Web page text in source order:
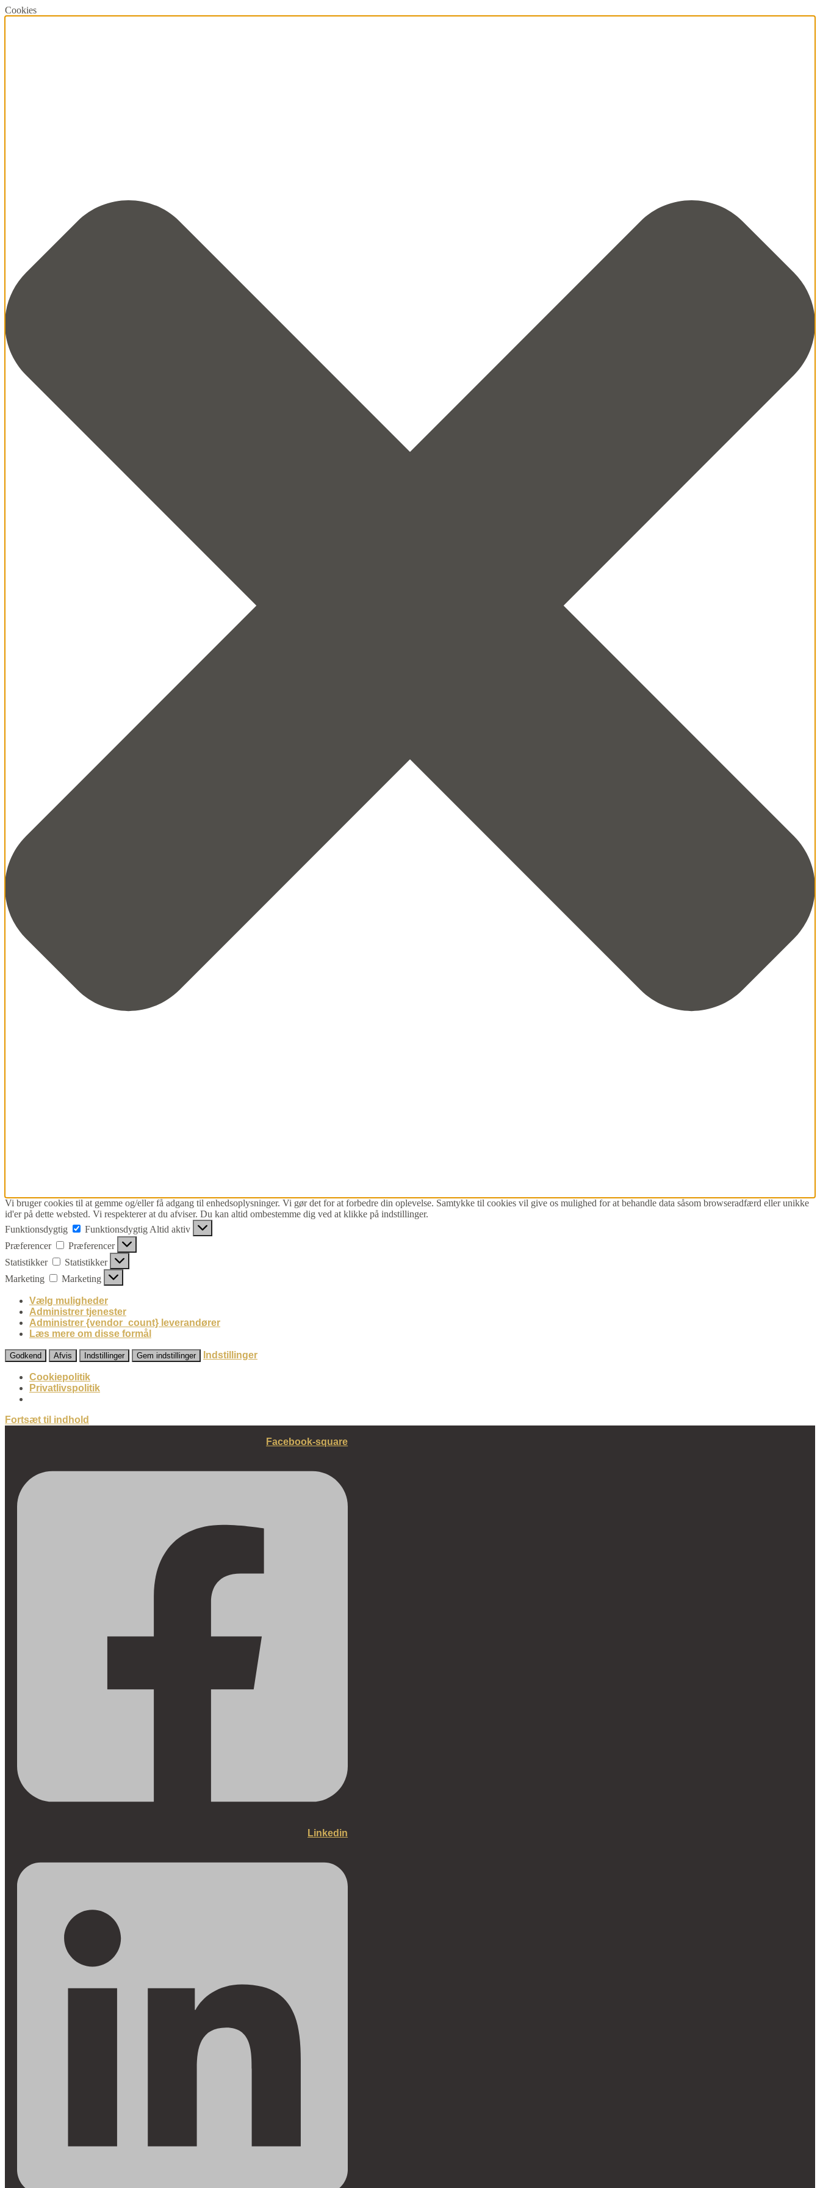
Cookies
Vi bruger cookies til at gemme og/eller få adgang til enhedsoplysninger. Vi gør det for at forbedre din oplevelse. Samtykke til cookies vil give os mulighed for at behandle data såsom browseradfærd eller unikke
id'er på dette websted. Vi respekterer at du afviser. Du kan altid ombestemme dig ved at klikke på indstillinger.
Funktionsdygtig
Funktionsdygtig Altid aktiv
Præferencer
Præferencer
Statistikker
Statistikker
Marketing
Marketing
Vælg muligheder
Administrer tjenester
Administrer {vendor_count} leverandører
Læs mere om disse formål
Godkend Afvis Indstillinger Gem indstillinger Indstillinger
Cookiepolitik
Privatlivspolitik
Fortsæt til indhold
Facebook-square
Linkedin